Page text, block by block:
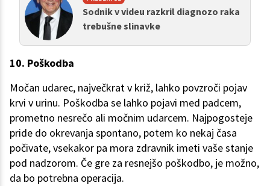
Sodnik v videu razkril diagnozo raka
trebušne slinavke
10. Poškodba
Močan udarec, največkrat v križ, lahko povzroči pojav
krvi v urinu. Poškodba se lahko pojavi med padcem,
prometno nesrečo ali močnim udarcem. Najpogosteje
pride do okrevanja spontano, potem ko nekaj časa
počivate, vsekakor pa mora zdravnik imeti vaše stanje
pod nadzorom. Če gre za resnejšo poškodbo, je možno,
da bo potrebna operacija.